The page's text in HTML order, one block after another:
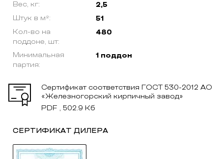
Вес, кг: 2,5
Штук в м²: 51
Кол-во на
поддоне, шт:
480
Минимальная
партия:
1 поддон
Сертификат соответствия ГОСТ 530-2012 АО
«Железногорский кирпичный завод»
PDF , 502.9 Кб
СЕРТИФИКАТ ДИЛЕРА